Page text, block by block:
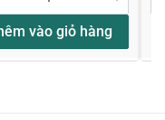
vào giỏ hàng